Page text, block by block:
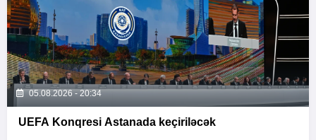
05.08.2026 - 20:34
UEFA Konqresi Astanada keçiriləcək